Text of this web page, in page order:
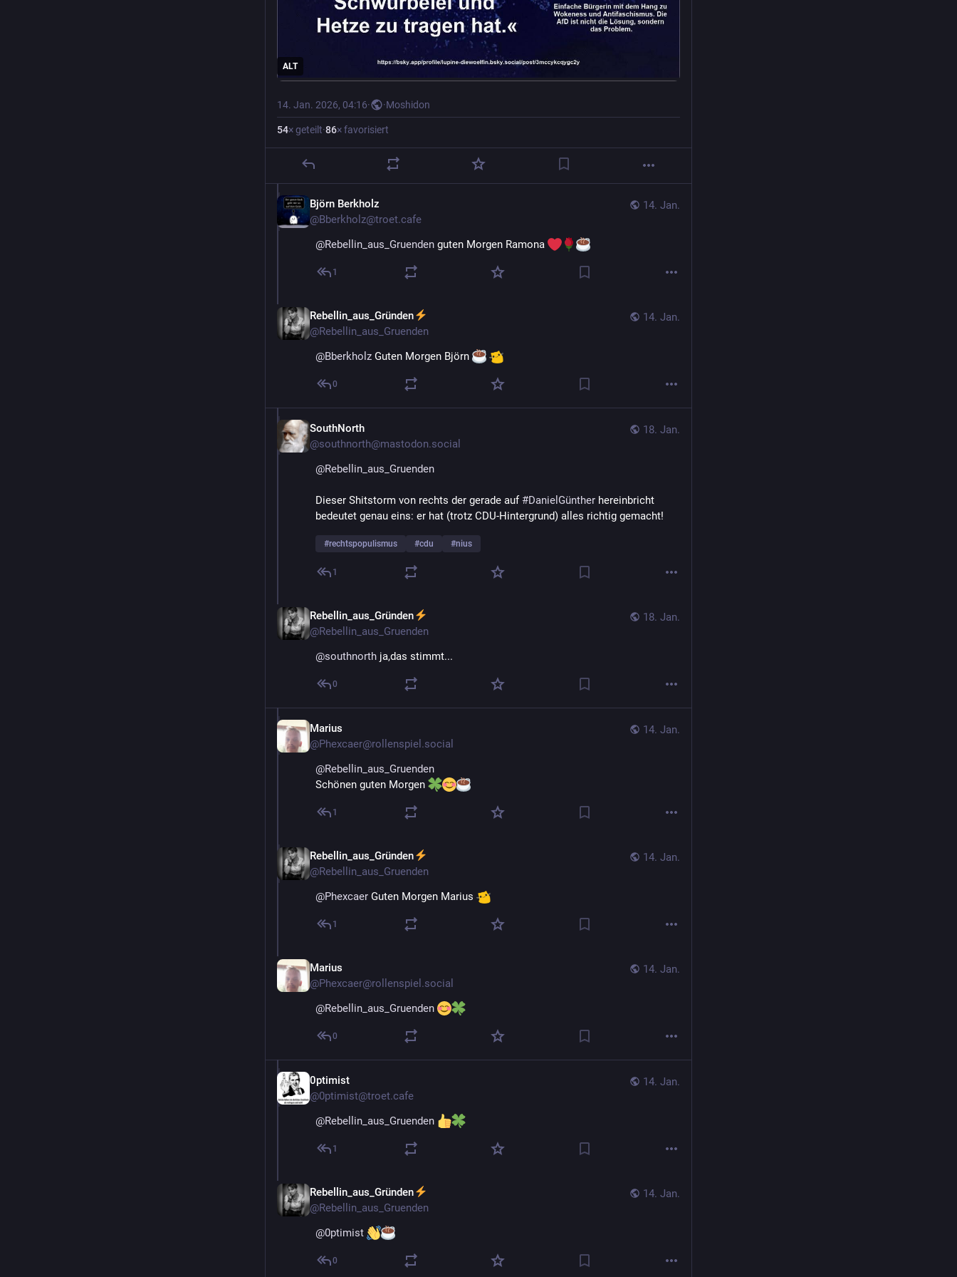
ALT
14. Jan. 2026, 04:16· ·Moshidon
54× geteilt·86× favorisiert
14. Jan.
Björn Berkholz
@Bberkholz@troet.cafe
@Rebellin_aus_Gruenden guten Morgen Ramona
1
14. Jan.
Rebellin_aus_Gründen
@Rebellin_aus_Gruenden
@Bberkholz Guten Morgen Björn
0
18. Jan.
SouthNorth
@southnorth@mastodon.social
@Rebellin_aus_Gruenden
Dieser Shitstorm von rechts der gerade auf #DanielGünther hereinbricht
bedeutet genau eins: er hat (trotz CDU-Hintergrund) alles richtig gemacht!
#rechtspopulismus #cdu #nius
1
18. Jan.
Rebellin_aus_Gründen
@Rebellin_aus_Gruenden
@southnorth ja,das stimmt...
0
14. Jan.
Marius
@Phexcaer@rollenspiel.social
@Rebellin_aus_Gruenden
Schönen guten Morgen
1
14. Jan.
Rebellin_aus_Gründen
@Rebellin_aus_Gruenden
@Phexcaer Guten Morgen Marius
1
14. Jan.
Marius
@Phexcaer@rollenspiel.social
@Rebellin_aus_Gruenden
0
14. Jan.
0ptimist
@0ptimist@troet.cafe
@Rebellin_aus_Gruenden
1
14. Jan.
Rebellin_aus_Gründen
@Rebellin_aus_Gruenden
@0ptimist
0